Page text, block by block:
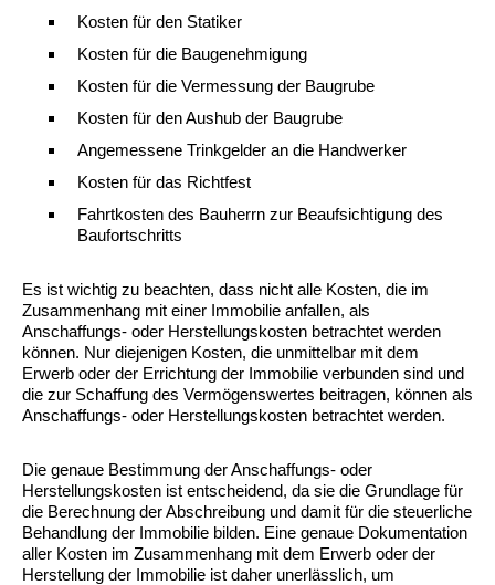
Kosten für den Statiker
Kosten für die Baugenehmigung
Kosten für die Vermessung der Baugrube
Kosten für den Aushub der Baugrube
Angemessene Trinkgelder an die Handwerker
Kosten für das Richtfest
Fahrtkosten des Bauherrn zur Beaufsichtigung des
Baufortschritts
Es ist wichtig zu beachten, dass nicht alle Kosten, die im
Zusammenhang mit einer Immobilie anfallen, als
Anschaffungs- oder Herstellungskosten betrachtet werden
können. Nur diejenigen Kosten, die unmittelbar mit dem
Erwerb oder der Errichtung der Immobilie verbunden sind und
die zur Schaffung des Vermögenswertes beitragen, können als
Anschaffungs- oder Herstellungskosten betrachtet werden.
Die genaue Bestimmung der Anschaffungs- oder
Herstellungskosten ist entscheidend, da sie die Grundlage für
die Berechnung der Abschreibung und damit für die steuerliche
Behandlung der Immobilie bilden. Eine genaue Dokumentation
aller Kosten im Zusammenhang mit dem Erwerb oder der
Herstellung der Immobilie ist daher unerlässlich, um